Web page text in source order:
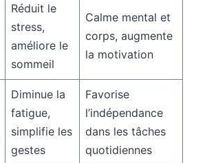
Réduit le
stress,
améliore le
sommeil
Calme mental et
corps, augmente
la motivation
Diminue la
fatigue,
simplifie les
gestes
Favorise
l’indépendance
dans les tâches
quotidiennes